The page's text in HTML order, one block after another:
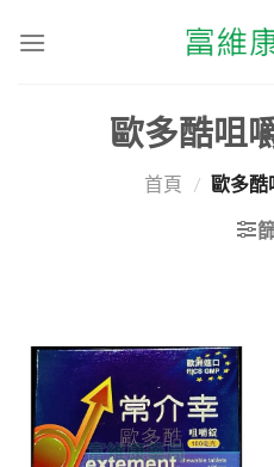
歐多酷咀
首頁 / 歐多酷